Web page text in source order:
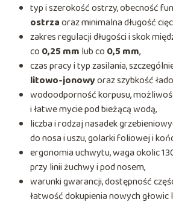
typ i szerokość ostrzy, obecność
ostrzaoraz minimalna długość
zakres regulacji długości i skok
co 0,25 mm lub co 0,5 mm,
czas pracy i typ zasilania,
litowo-jonowyoraz szybkość
wodoodporność korpusu,
i łatwe mycie pod bieżącą wodą,
liczba i rodzaj nasadek
do nosa i uszu, golarki foliowej i
ergonomia uchwytu, waga okolic
przy linii żuchwy i pod nosem,
warunki gwarancji, dostępność
łatwość dokupienia nowych głowic